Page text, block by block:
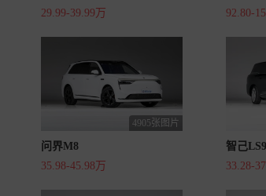
29.99-39.99万
92.80-
4905张图片
问界M8
35.98-45.98万
智己LS9
33.28-